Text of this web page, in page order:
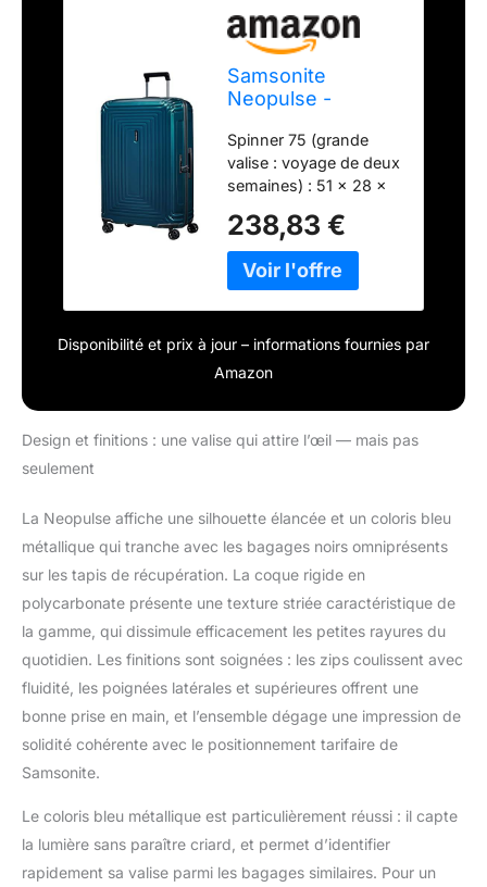
Samsonite
Neopulse -
75 cm, 94 L, Bleu
(Bleu métallique)
Spinner 75 (grande
valise : voyage de deux
semaines) : 51 x 28 x
100 % polycarbonate
de haute qualité :
seulement 3.6 kg pour
boîte, riche palette de
couleurs (surfaces
détails en métal brillant
Roues à ressort
des voyageurs
fréquents, la gamme a
été élargie pour inclure
une cabine
cm dotée d'une poche
facilement accessible
238,83 €
Disponibilité et prix à jour – informations fournies par
Amazon
Design et finitions : une valise qui attire l’œil — mais pas
seulement
La Neopulse affiche une silhouette élancée et un coloris bleu
métallique qui tranche avec les bagages noirs omniprésents
sur les tapis de récupération. La coque rigide en
polycarbonate présente une texture striée caractéristique de
la gamme, qui dissimule efficacement les petites rayures du
quotidien. Les finitions sont soignées : les zips coulissent avec
fluidité, les poignées latérales et supérieures offrent une
bonne prise en main, et l’ensemble dégage une impression de
solidité cohérente avec le positionnement tarifaire de
Samsonite.
Le coloris bleu métallique est particulièrement réussi : il capte
la lumière sans paraître criard, et permet d’identifier
rapidement sa valise parmi les bagages similaires. Pour un